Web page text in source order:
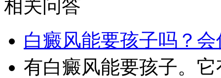
相关问答
白癜风能要孩子吗？
有白癜风能要孩子。